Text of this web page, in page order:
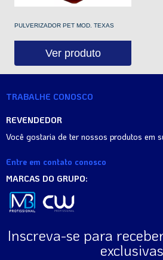
PULVERIZADOR PET MOD. TEXAS
Ver produto
TRABALHE CONOSCO
REVENDEDOR
Você gostaria de ter nossos produtos em
Entre em contato conosco
MARCAS DO GRUPO:
Inscreva-se para